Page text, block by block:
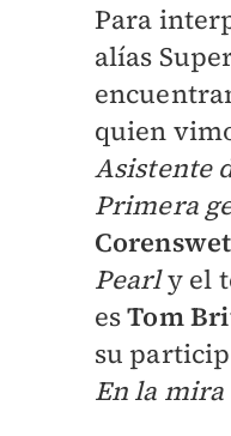
Para
alías
quien
Asistente
Primera
Corenswet
Pearly el
esTom
su
En la